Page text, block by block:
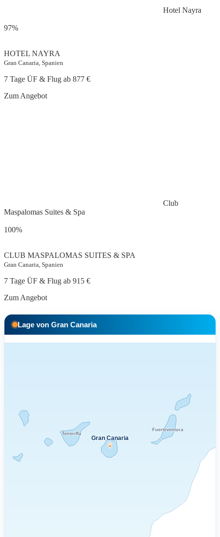
Hotel Nayra
97%
HOTEL NAYRA
Gran Canaria, Spanien
7 Tage ÜF & Flug ab 877 €
Zum Angebot
Club
Maspalomas Suites & Spa
100%
CLUB MASPALOMAS SUITES & SPA
Gran Canaria, Spanien
7 Tage ÜF & Flug ab 915 €
Zum Angebot
Lage von Gran Canaria
Teneriffa
Fuerteventura
Gran Canaria